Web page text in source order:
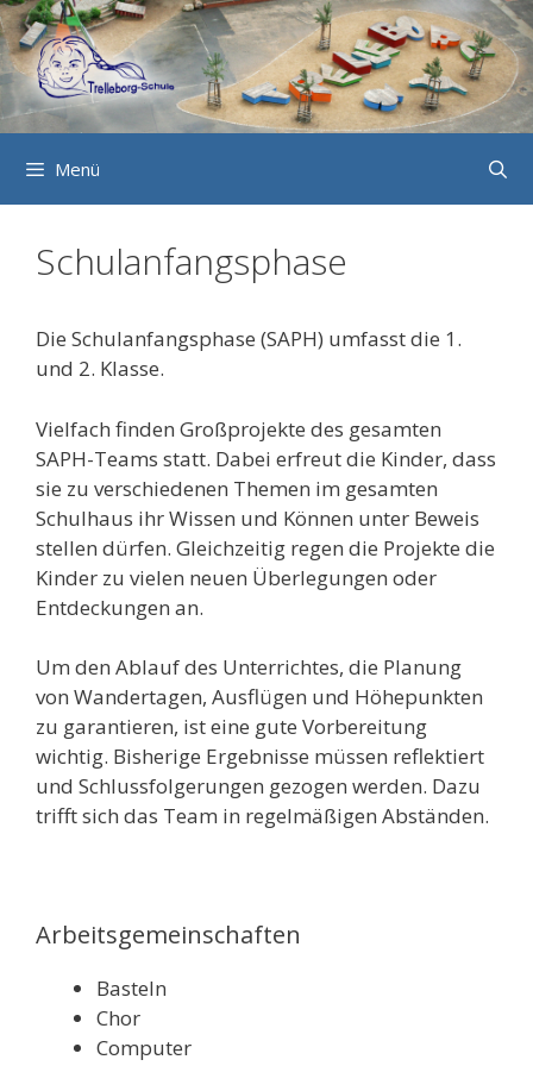
Zum
Inhalt
springen
Menü
Schulanfangsphase
Die Schulanfangsphase (SAPH) umfasst die 1.
und 2. Klasse.
Vielfach finden Großprojekte des gesamten
SAPH-Teams statt. Dabei erfreut die Kinder, dass
sie zu verschiedenen Themen im gesamten
Schulhaus ihr Wissen und Können unter Beweis
stellen dürfen. Gleichzeitig regen die Projekte die
Kinder zu vielen neuen Überlegungen oder
Entdeckungen an.
Um den Ablauf des Unterrichtes, die Planung
von Wandertagen, Ausflügen und Höhepunkten
zu garantieren, ist eine gute Vorbereitung
wichtig. Bisherige Ergebnisse müssen reflektiert
und Schlussfolgerungen gezogen werden. Dazu
trifft sich das Team in regelmäßigen Abständen.
Arbeitsgemeinschaften
Basteln
Chor
Computer